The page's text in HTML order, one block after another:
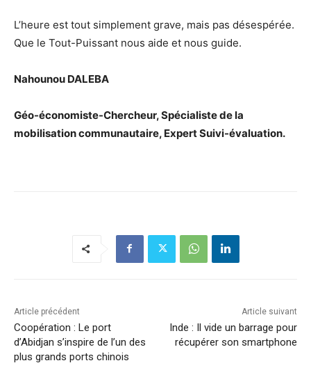
L’heure est tout simplement grave, mais pas désespérée.
Que le Tout-Puissant nous aide et nous guide.
Nahounou DALEBA
Géo-économiste-Chercheur, Spécialiste de la
mobilisation communautaire, Expert Suivi-évaluation.
Article précédent
Coopération : Le port
d’Abidjan s’inspire de l’un des
plus grands ports chinois
Article suivant
Inde : Il vide un barrage pour
récupérer son smartphone